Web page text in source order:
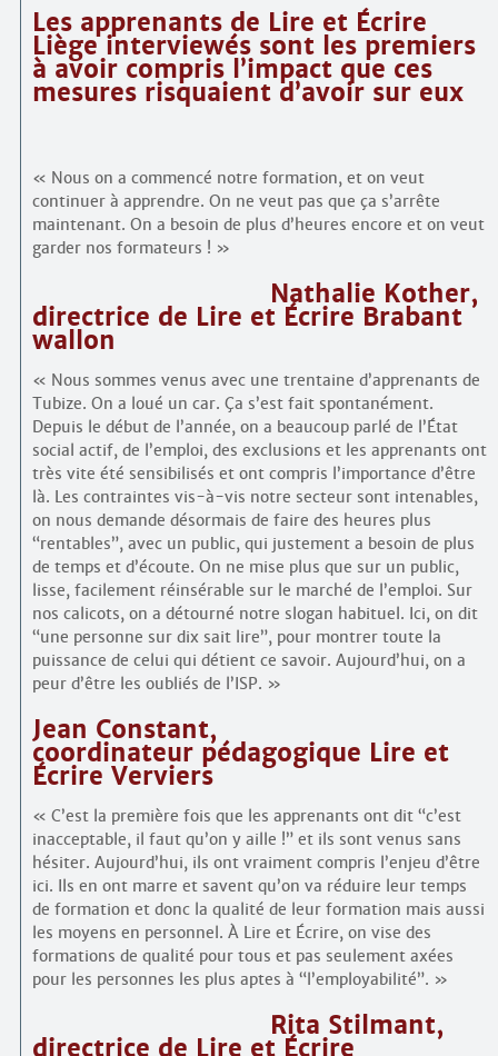
Les apprenants de Lire et Écrire
Liège interviewés sont les premiers
à avoir compris l’impact que ces
mesures risquaient d’avoir sur eux
« Nous on a commencé notre formation, et on veut
continuer à apprendre. On ne veut pas que ça s’arrête
maintenant. On a besoin de plus d’heures encore et on veut
garder nos formateurs ! »
Nathalie Kother,
directrice de Lire et Écrire Brabant
wallon
« Nous sommes venus avec une trentaine d’apprenants de
Tubize. On a loué un car. Ça s’est fait spontanément.
Depuis le début de l’année, on a beaucoup parlé de l’État
social actif, de l’emploi, des exclusions et les apprenants ont
très vite été sensibilisés et ont compris l’importance d’être
là. Les contraintes vis-à-vis notre secteur sont intenables,
on nous demande désormais de faire des heures plus
“rentables”, avec un public, qui justement a besoin de plus
de temps et d’écoute. On ne mise plus que sur un public,
lisse, facilement réinsérable sur le marché de l’emploi. Sur
nos calicots, on a détourné notre slogan habituel. Ici, on dit
“une personne sur dix sait lire”, pour montrer toute la
puissance de celui qui détient ce savoir. Aujourd’hui, on a
peur d’être les oubliés de l’ISP. »
Jean Constant,
coordinateur pédagogique Lire et
Écrire Verviers
« C’est la première fois que les apprenants ont dit “c’est
inacceptable, il faut qu’on y aille !” et ils sont venus sans
hésiter. Aujourd’hui, ils ont vraiment compris l’enjeu d’être
ici. Ils en ont marre et savent qu’on va réduire leur temps
de formation et donc la qualité de leur formation mais aussi
les moyens en personnel. À Lire et Écrire, on vise des
formations de qualité pour tous et pas seulement axées
pour les personnes les plus aptes à “l’employabilité”. »
Rita Stilmant,
directrice de Lire et Écrire